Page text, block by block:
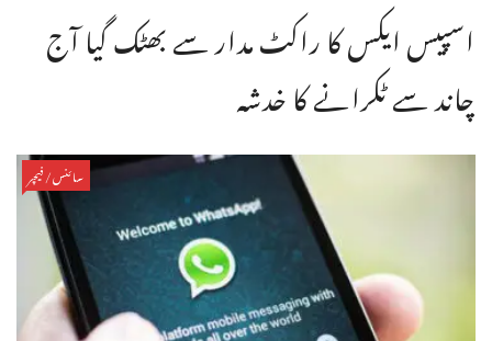
اسپیس ایکس کا راکٹ مدار سے بھٹک گیا آج
چاند سے ٹکرانے کا خدشہ
سائنس/فیچر